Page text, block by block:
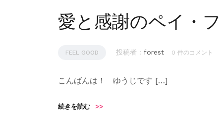
愛と感謝のペイ・
FEEL GOOD 投稿者 : forest 0 件のコメント
こんばんは！ ゆうじです […]
続きを読む >>